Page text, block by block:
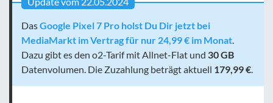
DasGoogle Pixel 7 Pro holst Du Dir jetzt bei
MediaMarkt im Vertrag für nur 24,99 € im Monat.
Dazu gibt es den o2-Tarif mit Allnet-Flat und 30 GB
Datenvolumen. Die Zuzahlung beträgt aktuell 179,99€.